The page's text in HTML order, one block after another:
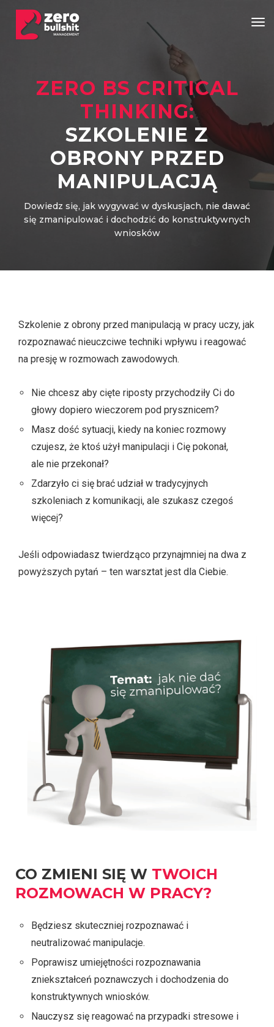
ZERO BS CRITICAL
THINKING:
SZKOLENIE Z
OBRONY PRZED
MANIPULACJĄ
Dowiedz się, jak wygywać w dyskusjach, nie dawać
się zmanipulować i dochodzić do konstruktywnych
wniosków
Szkolenie z obrony przed manipulacją w pracy uczy, jak
rozpoznawać nieuczciwe techniki wpływu i reagować
na presję w rozmowach zawodowych.
Nie chcesz aby cięte riposty przychodziły Ci do
głowy dopiero wieczorem pod prysznicem?
Masz dość sytuacji, kiedy na koniec rozmowy
czujesz, że ktoś użył manipulacji i Cię pokonał,
ale nie przekonał?
Zdarzyło ci się brać udział w tradycyjnych
szkoleniach z komunikacji, ale szukasz czegoś
więcej?
Jeśli odpowiadasz twierdząco przynajmniej na dwa z
powyższych pytań – ten warsztat jest dla Ciebie.
CO ZMIENI SIĘ W TWOICH
ROZMOWACH W PRACY?
Będziesz skuteczniej rozpoznawać i
neutralizować manipulacje.
Poprawisz umiejętności rozpoznawania
zniekształceń poznawczych i dochodzenia do
konstruktywnych wniosków.
Nauczysz się reagować na przypadki stresowe i